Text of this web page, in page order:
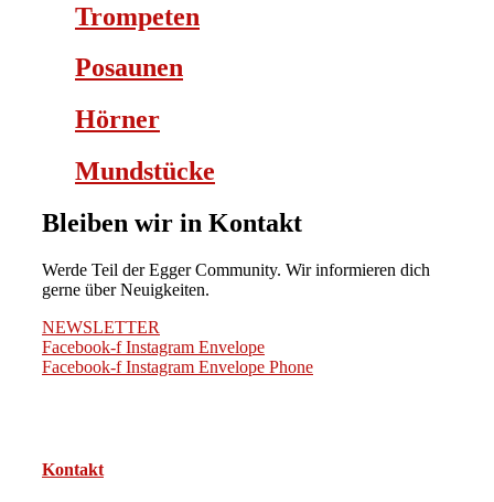
Trompeten
Posaunen
Hörner
Mundstücke
Bleiben wir in Kontakt
Werde Teil der Egger Community. Wir informieren dich
gerne über Neuigkeiten.
NEWSLETTER
Facebook-f Instagram Envelope
Facebook-f Instagram Envelope Phone
Kontakt